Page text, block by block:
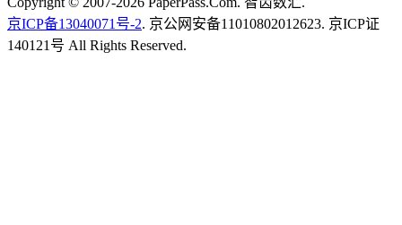
京ICP备13040071号-2. 京公网安备11010802012623. 京ICP证
140121号 All Rights Reserved.